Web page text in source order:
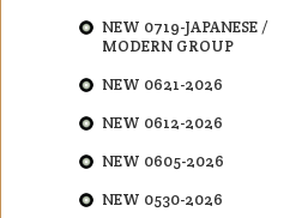
NEW 0719-JAPANESE /
MODERN GROUP
NEW 0621-2026
NEW 0612-2026
NEW 0605-2026
NEW 0530-2026